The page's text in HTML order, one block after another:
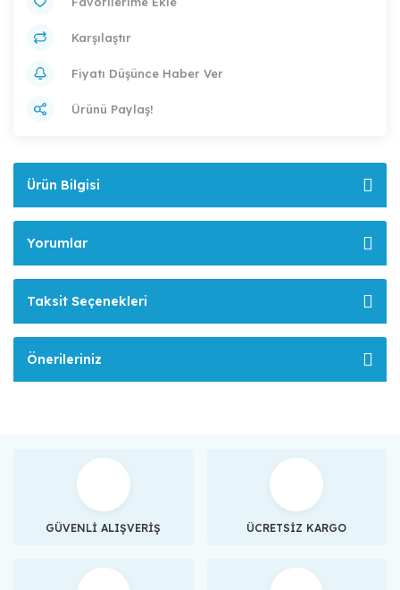
Karşılaştır
Fiyatı Düşünce Haber Ver
Ürünü Paylaş!
Ürün Bilgisi
Yorumlar
Taksit Seçenekleri
Önerileriniz
GÜVENLİ ALIŞVERİŞ ÜCRETSİZ KARGO